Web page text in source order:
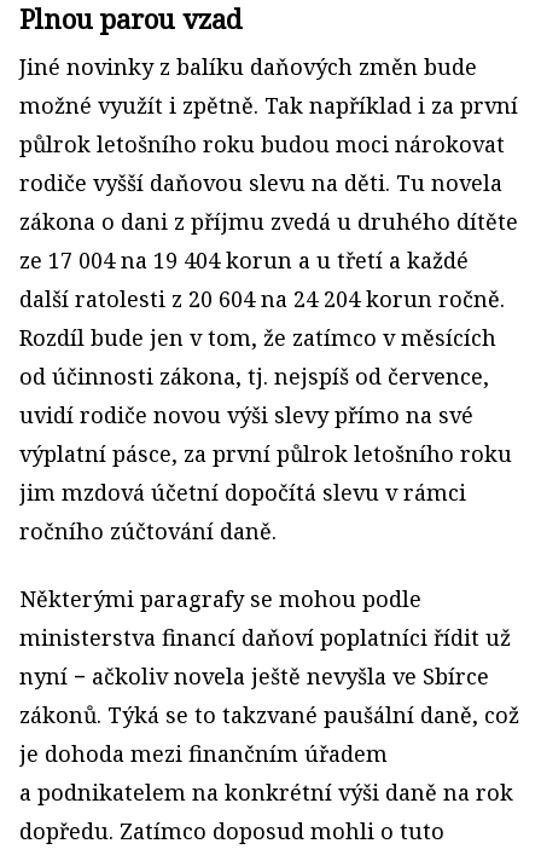
Plnou parou vzad
Jiné novinky z balíku daňových změn bude
možné využít i zpětně. Tak například i za první
půlrok letošního roku budou moci nárokovat
rodiče vyšší daňovou slevu na děti. Tu novela
zákona o dani z příjmu zvedá u druhého dítěte
ze 17 004 na 19 404 korun a u třetí a každé
další ratolesti z 20 604 na 24 204 korun ročně.
Rozdíl bude jen v tom, že zatímco v měsících
od účinnosti zákona, tj. nejspíš od července,
uvidí rodiče novou výši slevy přímo na své
výplatní pásce, za první půlrok letošního roku
jim mzdová účetní dopočítá slevu v rámci
ročního zúčtování daně.
Některými paragrafy se mohou podle
ministerstva financí daňoví poplatníci řídit už
nyní − ačkoliv novela ještě nevyšla ve Sbírce
zákonů. Týká se to takzvané paušální daně, což
je dohoda mezi finančním úřadem
a podnikatelem na konkrétní výši daně na rok
dopředu. Zatímco doposud mohli o tuto